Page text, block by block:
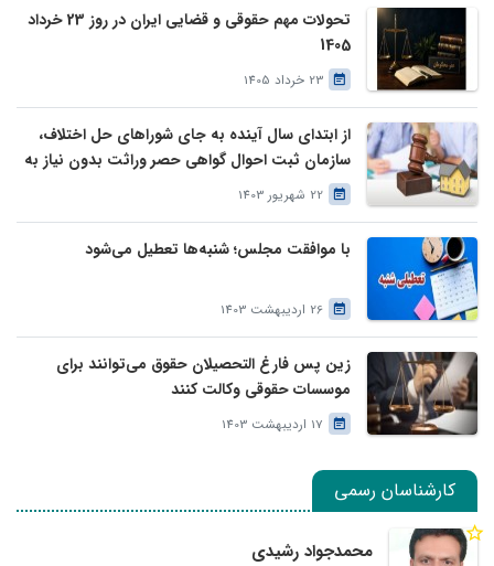
تحولات مهم حقوقی و قضایی ایران در روز 23 خرداد
1405
23 خرداد 1405
از ابتدای سال آینده به جای شوراهای حل اختلاف،
سازمان ثبت احوال گواهی حصر وراثت بدون نیاز به
درخواست وراث صادر خواهد کرد
22 شهریور 1403
با موافقت مجلس؛ شنبه‌ها تعطیل می‌شود
26 اردیبهشت 1403
زین پس فارغ التحصیلان حقوق می‌توانند برای
موسسات حقوقی وکالت کنند
17 اردیبهشت 1403
کارشناسان رسمی
محمدجواد رشیدی